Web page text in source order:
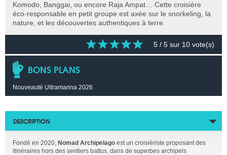
Komodo, Banggai, ou encore Raja Ampat… Cette croisière
éco-responsable en petit groupe est axée sur le snorkeling, la
nature, et les découvertes authentiques à terre.
5 / 5 sur 10 vote(s)
BONS PLANS
Nouveauté Ultramarina 2026
DESCRIPTION
Fondé en 2020, Nomad Archipelago est un croisiériste proposant des
itinéraires hors des sentiers battus, dans de superbes archipels